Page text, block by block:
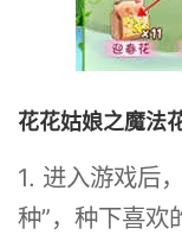
花花姑娘之魔法
1. 进入游戏后
种”，种下喜欢